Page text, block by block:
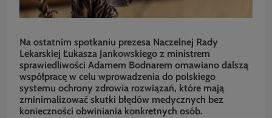
Na ostatnim spotkaniu prezesa Naczelnej Rady
Lekarskiej Łukasza Jankowskiego z ministrem
sprawiedliwości Adamem Bodnarem omawiano dalszą
współpracę w celu wprowadzenia do polskiego
systemu ochrony zdrowia rozwiązań, które mają
zminimalizować skutki błędów medycznych bez
konieczności obwiniania konkretnych osób.